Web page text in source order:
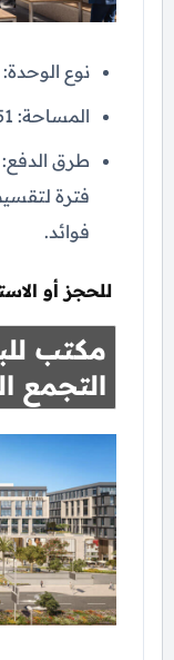
نوع
المساحة: 51 متر مربع.
فوائد.
للحجز أو
مكتب
التجمع